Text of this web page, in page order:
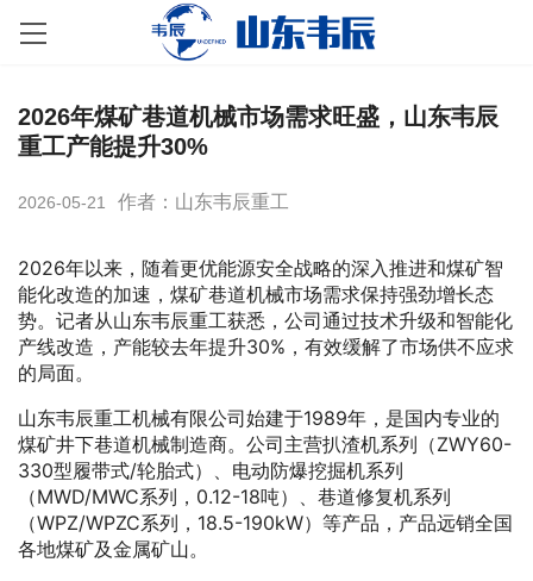
2026年煤矿巷道机械市场需求旺盛，山东韦辰
重工产能提升30%
2026-05-21 作者：山东韦辰重工
2026年以来，随着更优能源安全战略的深入推进和煤矿智
能化改造的加速，煤矿巷道机械市场需求保持强劲增长态
势。记者从山东韦辰重工获悉，公司通过技术升级和智能化
产线改造，产能较去年提升30%，有效缓解了市场供不应求
的局面。
山东韦辰重工机械有限公司始建于1989年，是国内专业的
煤矿井下巷道机械制造商。公司主营扒渣机系列（ZWY60-
330型履带式/轮胎式）、电动防爆挖掘机系列
（MWD/MWC系列，0.12-18吨）、巷道修复机系列
（WPZ/WPZC系列，18.5-190kW）等产品，产品远销全国
各地煤矿及金属矿山。